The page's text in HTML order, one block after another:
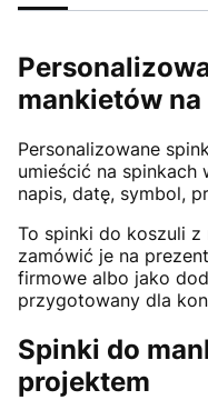
mankietów
Personalizowane
umieścić na spinkach
napis, datę, symbol,
To spinki do koszuli z
zamówić je na
firmowe albo jako
przygotowany dla
Spinki do
projektem